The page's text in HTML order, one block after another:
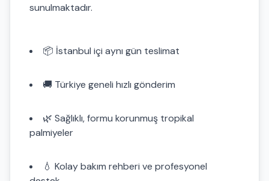
sunulmaktadır.
📦 İstanbul içi aynı gün teslimat
🚚 Türkiye geneli hızlı gönderim
🌿 Sağlıklı, formu korunmuş tropikal
palmiyeler
💧 Kolay bakım rehberi ve profesyonel